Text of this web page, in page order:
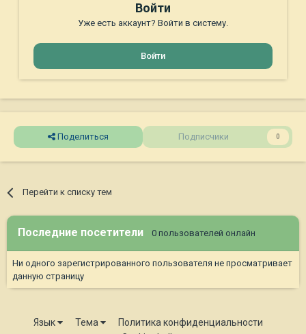
Войти
Уже есть аккаунт? Войти в систему.
Войти
Поделиться Подписчики 0
Перейти к списку тем
Последние посетители 0 пользователей онлайн
Ни одного зарегистрированного пользователя не просматривает
данную страницу
Язык Тема
Политика конфиденциальности